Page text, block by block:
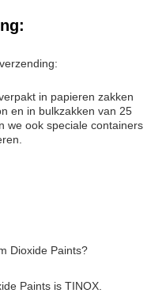
in papieren zakken
en in bulkzakken van 25
we ook speciale containers
Dioxide Paints?
Paints is TINOX.